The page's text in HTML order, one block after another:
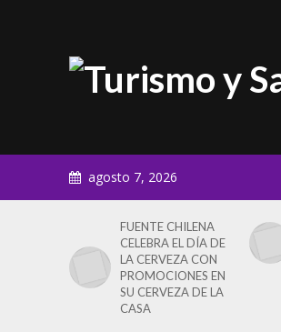
agosto 7, 2026
FUENTE CHILENA
CELEBRA EL DÍA DE
LA CERVEZA CON
PROMOCIONES EN
SU CERVEZA DE LA
CASA